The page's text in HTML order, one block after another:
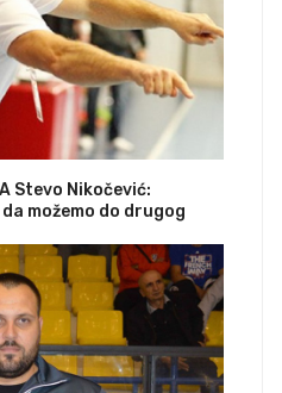
Stevo Nikočević:
možemo do drugog